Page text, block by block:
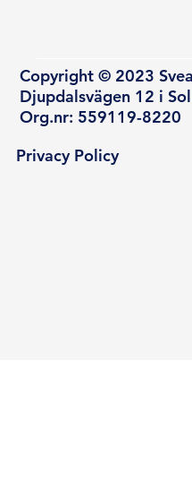
Copyright © 2023
Djupdalsvägen 12 i
Org.nr: 559119-8220
Privacy Policy